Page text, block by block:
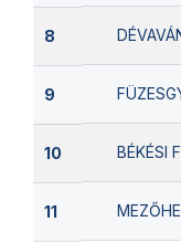
8
9
10 BÉKÉSI
11